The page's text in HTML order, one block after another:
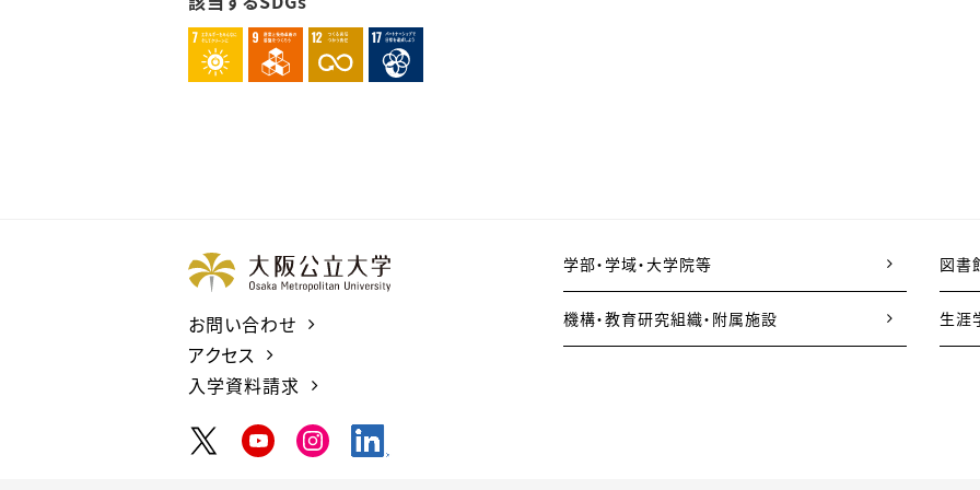
お問い合わせ
アクセス
入学資料請求
学部・学域・大学院等
機構・教育研究組織・附属施設
図書
生涯